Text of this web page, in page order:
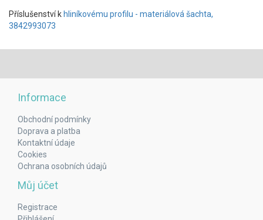
Příslušenství k hliníkovému profilu - materiálová šachta,
3842993073
Informace
Obchodní podmínky
Doprava a platba
Kontaktní údaje
Cookies
Ochrana osobních údajů
Můj účet
Registrace